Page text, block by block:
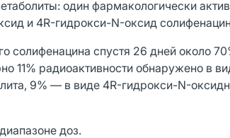
один фармакологически
и 4R-гидрокси-N-оксид
солифенацина спустя 26 дней около
радиоактивности обнаружено в
9% — в виде 4R-гидрокси-N-
доз.